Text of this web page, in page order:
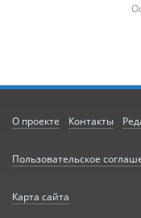
О проекте Контакты
Пользовательское
Карта сайта